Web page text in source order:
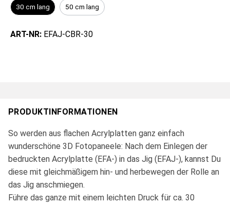
30 cm lang 50 cm lang
ART-NR: EFAJ-CBR-30
PRODUKTINFORMATIONEN
So werden aus flachen Acrylplatten ganz einfach
wunderschöne 3D Fotopaneele: Nach dem Einlegen der
bedruckten Acrylplatte (EFA-) in das Jig (EFAJ-), kannst Du
diese mit gleichmäßigem hin- und herbewegen der Rolle an
das Jig anschmiegen.
Führe das ganze mit einem leichten Druck für ca. 30